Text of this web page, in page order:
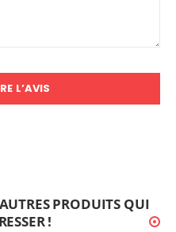
L’AVIS
PRODUITS QUI
!